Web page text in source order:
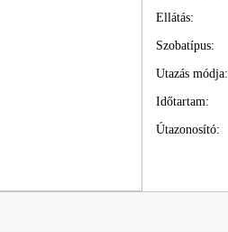
Ellátás:
Szobatípus:
Utazás módja:
Időtartam:
Útazonosító: